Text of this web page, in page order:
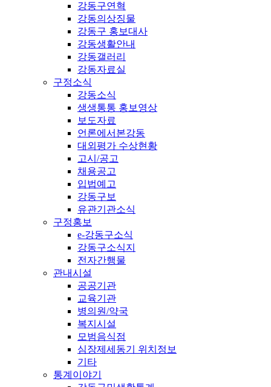
강동구연혁
강동의상징물
강동구 홍보대사
강동생활안내
강동갤러리
강동자료실
구정소식
강동소식
생생통통 홍보영상
보도자료
언론에서본강동
대외평가 수상현황
고시/공고
채용공고
입법예고
강동구보
유관기관소식
구정홍보
e-강동구소식
강동구소식지
전자간행물
관내시설
공공기관
교육기관
병의원/약국
복지시설
모범음식점
심장제세동기 위치정보
기타
통계이야기